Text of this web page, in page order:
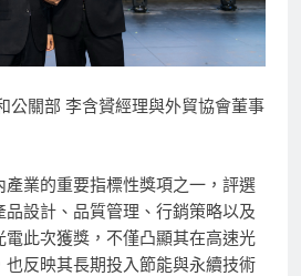
公關部 李含贇經理與外貿協會董事
產業的重要指標性獎項之一，評選
設計、品質管理、行銷策略以及
電此次獲獎，不僅凸顯其在高速光
反映其長期投入節能與永續技術